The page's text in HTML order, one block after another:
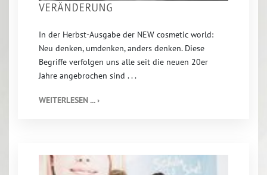
VERÄNDERUNG
In der Herbst-Ausgabe der NEW cosmetic world:
Neu denken, umdenken, anders denken. Diese
Begriffe verfolgen uns alle seit die neuen 20er
Jahre angebrochen sind . . .
WEITERLESEN ... ›